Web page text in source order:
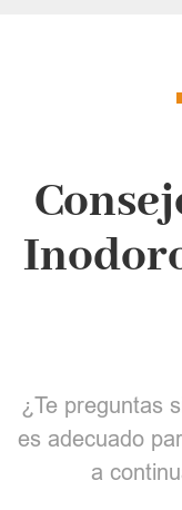
¿Te preguntas
es adecuado
a